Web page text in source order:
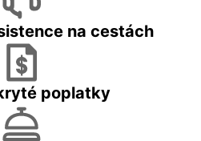
na cestách
poplatky